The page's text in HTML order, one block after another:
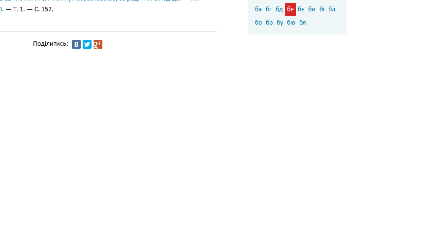
— Т. 1. — С. 152.
Поділитись:
ба бг бд бе бє би бі бл
бо бр бу бю бя